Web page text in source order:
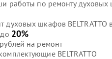
работы по ремонту духовых
духовых шкафов BELTRATTO
20%
на ремонт
BELTRATTO